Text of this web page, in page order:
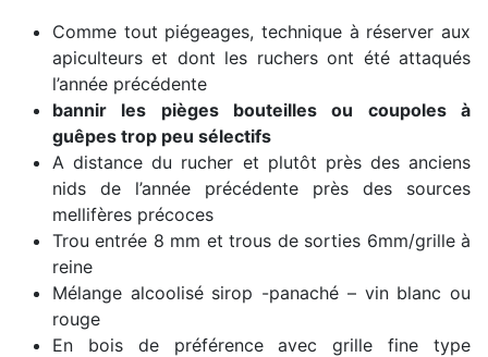
Comme tout piégeages, technique à réserver aux
apiculteurs et dont les ruchers ont été attaqués
l’année précédente
bannir les pièges bouteilles ou coupoles à
guêpes trop peu sélectifs
A distance du rucher et plutôt près des anciens
nids de l’année précédente près des sources
mellifères précoces
Trou entrée 8 mm et trous de sorties 6mm/grille à
reine
Mélange alcoolisé sirop -panaché – vin blanc ou
rouge
En bois de préférence avec grille fine type